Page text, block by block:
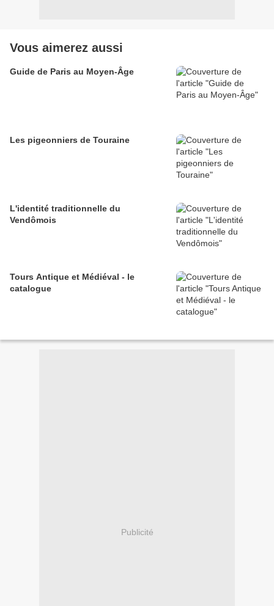
Vous aimerez aussi
Guide de Paris au Moyen-Âge
Les pigeonniers de Touraine
L'identité traditionnelle du
Vendômois
Tours Antique et Médiéval - le
catalogue
Publicité